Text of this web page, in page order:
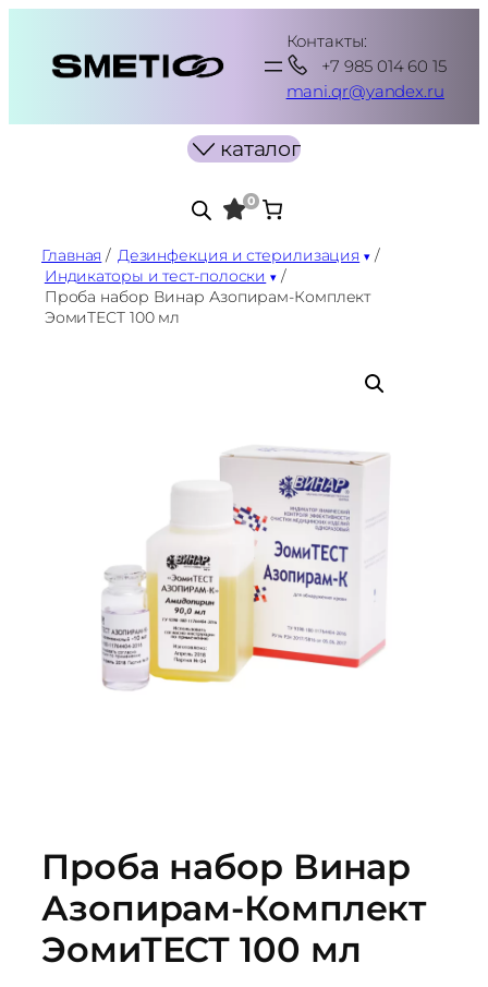
содержимому
Контакты:
+7 985 014 60 15
mani.qr@yandex.ru
каталог
0
Главная / Дезинфекция и стерилизация
/
Индикаторы и тест-полоски
/
Проба набор Винар Азопирам-Комплект
ЭомиТЕСТ 100 мл
Проба набор Винар
Азопирам-Комплект
ЭомиТЕСТ 100 мл